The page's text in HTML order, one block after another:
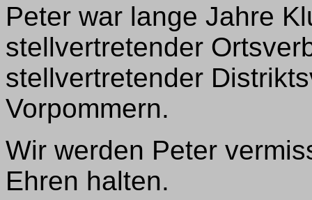
Peter war lange Jahre
stellvertretender
stellvertretender
Vorpommern.
Wir werden Peter
Ehren halten.